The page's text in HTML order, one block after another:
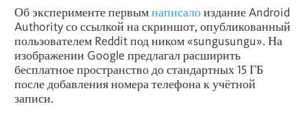
Об эксперименте первымнаписалоиздание Android
Authority со ссылкой на скриншот, опубликованный
пользователем Reddit под ником «sungusungu». На
изображении Google предлагал расширить
бесплатное пространство до стандартных 15 ГБ
после добавления номера телефона к учётной
записи.